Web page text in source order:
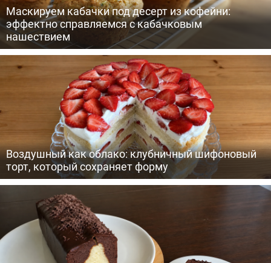
Маскируем кабачки под десерт из кофейни:
эффектно справляемся с кабачковым
нашествием
Воздушный как облако: клубничный шифоновый
торт, который сохраняет форму